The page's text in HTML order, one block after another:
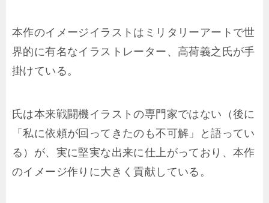
本作のイメージイラストはミリタリーアートで世
界的に有名なイラストレーター、高荷義之氏が手
掛けている。
氏は本来戦闘機イラストの専門家ではない（後に
「私に依頼が回ってきたのも不可解」と語ってい
る）が、実に堅実な出来に仕上がっており、本作
のイメージ作りに大きく貢献している。